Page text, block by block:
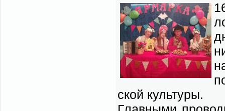
ской куль­ту­ры.